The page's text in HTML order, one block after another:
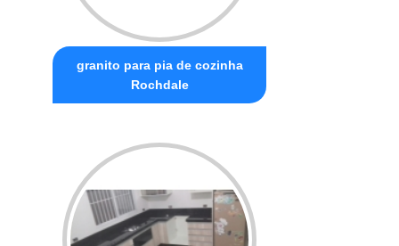
granito para pia de cozinha
Rochdale